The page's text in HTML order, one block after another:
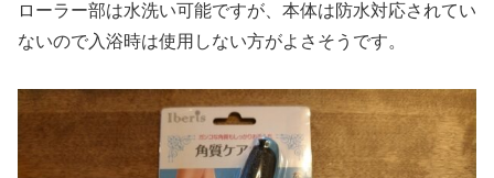
ローラー部は水洗い可能ですが、本体は防水対応されてい
ないので入浴時は使用しない方がよさそうです。